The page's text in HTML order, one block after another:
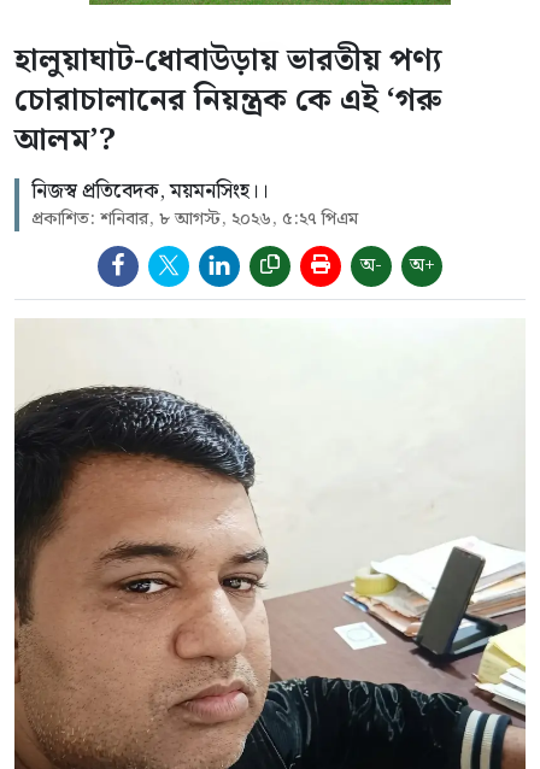
হালুয়াঘাট-ধোবাউড়ায় ভারতীয় পণ্য
চোরাচালানের নিয়ন্ত্রক কে এই ‘গরু
আলম’?
নিজস্ব প্রতিবেদক, ময়মনসিংহ।।
প্রকাশিত: শনিবার, ৮ আগস্ট, ২০২৬, ৫:২৭ পিএম
অ- অ+